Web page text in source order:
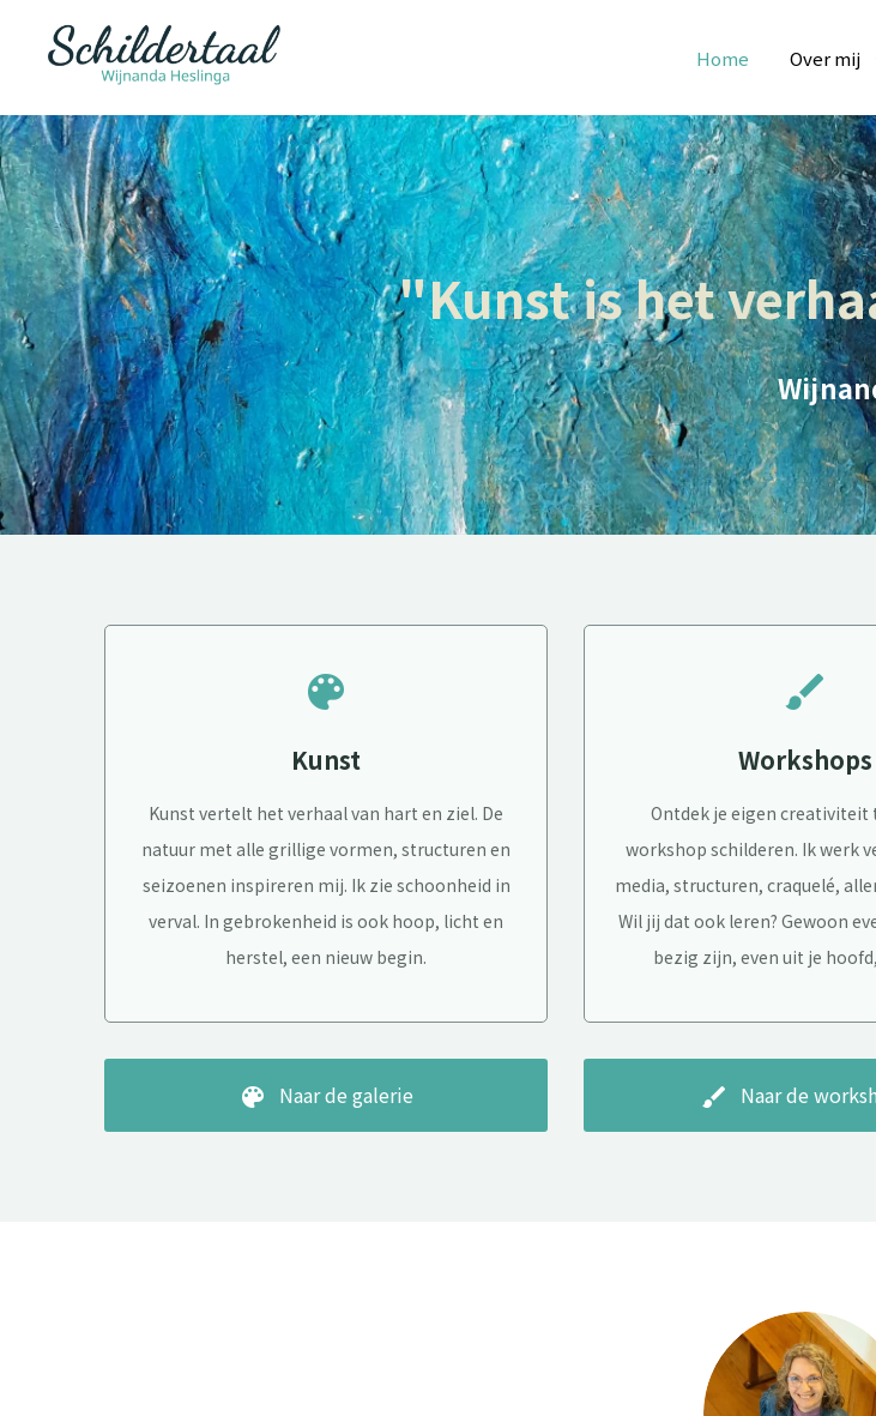
Home Over mij
"Kunst is het
color_lens
Kunst
Kunst vertelt het verhaal van hart en ziel. De
natuur met alle grillige vormen, structuren en
seizoenen inspireren mij. Ik zie schoonheid in
verval. In gebrokenheid is ook hoop, licht en
herstel, een nieuw begin.
color_lens Naar de galerie
brush
Workshops
Ontdek je eigen creativiteit
workshop schilderen. Ik werk
media, structuren, craquelé,
Wil jij dat ook leren? Gewoon
bezig zijn, even uit je
brush Naar de